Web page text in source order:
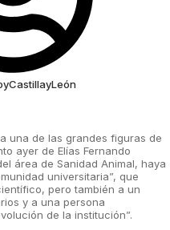
una de las grandes figuras de
ayer de Elías Fernando
área de Sanidad Animal, haya
universitaria”, que
pero también a un
y a una persona
de la institución”.